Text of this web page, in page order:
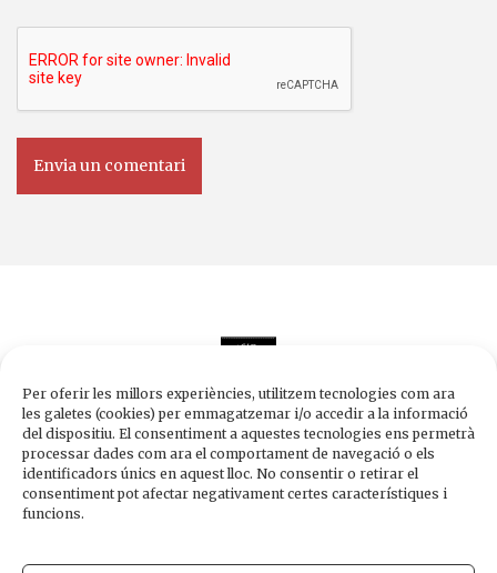
Per oferir les millors experiències, utilitzem tecnologies com ara
les galetes (cookies) per emmagatzemar i/o accedir a la informació
del dispositiu. El consentiment a aquestes tecnologies ens permetrà
processar dades com ara el comportament de navegació o els
identificadors únics en aquest lloc. No consentir o retirar el
consentiment pot afectar negativament certes característiques i
funcions.
Edicions de 1984
Carrer Trafalgar, 10, 2n-2a A
Fax 934 854 375